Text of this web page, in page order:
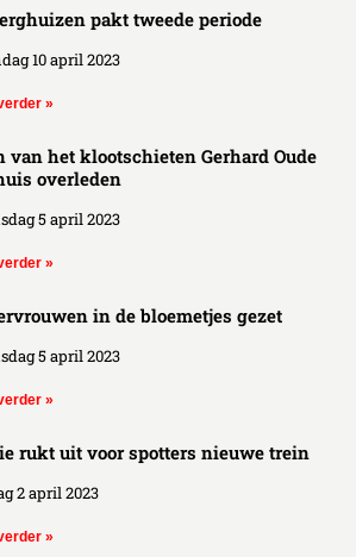
pakt tweede periode
10 april 2023
»
van het klootschieten Gerhard Oude
overleden
5 april 2023
»
in de bloemetjes gezet
5 april 2023
»
rukt uit voor spotters nieuwe trein
2 april 2023
»